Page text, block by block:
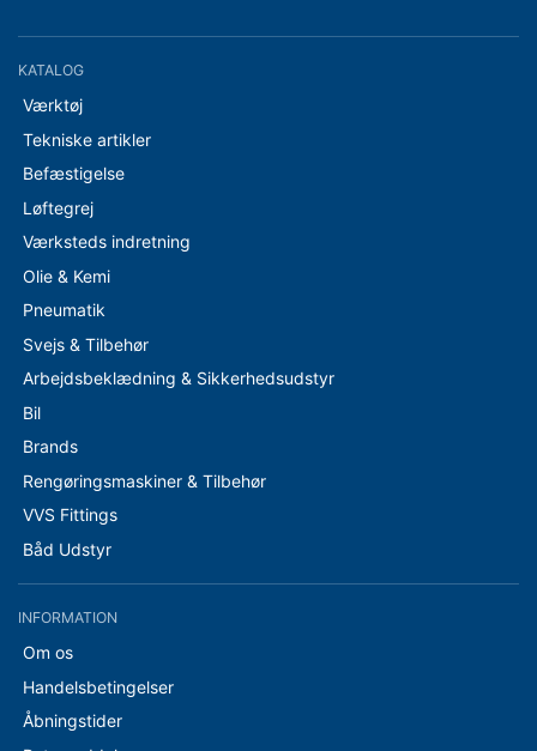
KATALOG
Værktøj
Tekniske artikler
Befæstigelse
Løftegrej
Værksteds indretning
Olie & Kemi
Pneumatik
Svejs & Tilbehør
Arbejdsbeklædning & Sikkerhedsudstyr
Bil
Brands
Rengøringsmaskiner & Tilbehør
VVS Fittings
Båd Udstyr
INFORMATION
Om os
Handelsbetingelser
Åbningstider